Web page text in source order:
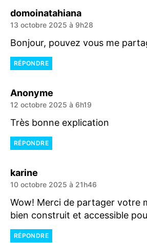
domoinatahianadit :
13 octobre 2025 à 9h28
Bonjour, pouvez vous me
RÉPONDRE
Anonyme
12 octobre 2025 à 6h19
Très bonne explication
RÉPONDRE
karine
10 octobre 2025 à 21h46
Wow! Merci de partager votre
bien construit et accessible
RÉPONDRE